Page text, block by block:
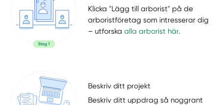
Klicka "Lägg till arborist" på de
arboristföretag som intresserar dig
– utforskaalla arborist här.
Beskriv ditt projekt
Beskriv ditt uppdrag så noggrant